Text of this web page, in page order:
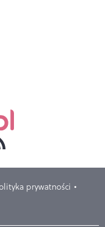
prywatności